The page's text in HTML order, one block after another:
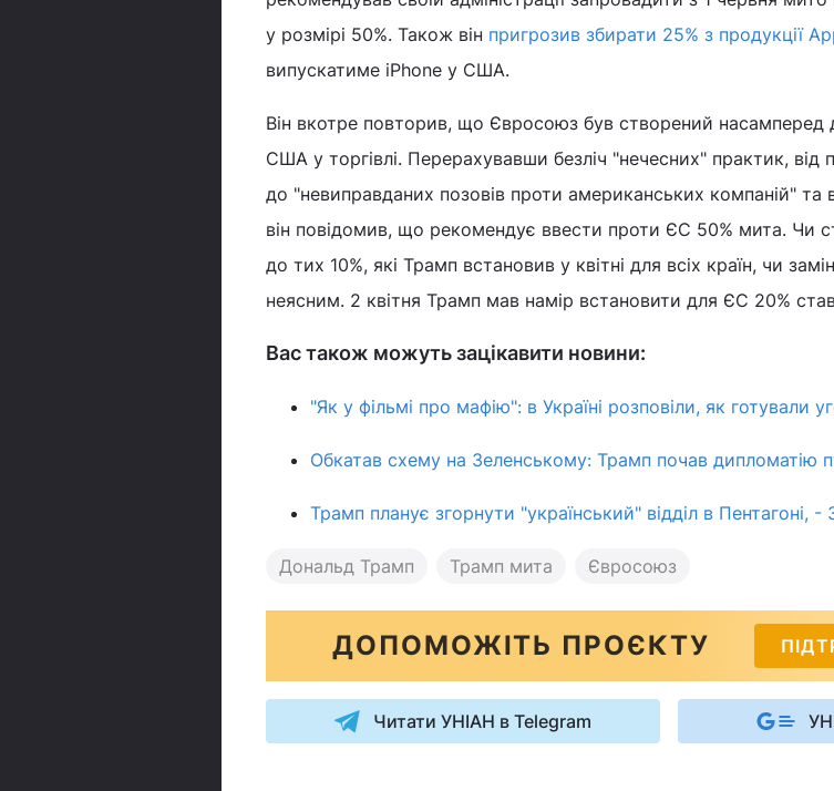
у розмірі 50%. Також він пригрозив збирати 25% з продукції
випускатиме iPhone у США.
Він вкотре повторив, що Євросоюз був створений
США у торгівлі. Перерахувавши безліч "нечесних" практик, від
до "невиправданих позовів проти американських компаній" та
він повідомив, що рекомендує ввести проти ЄС 50% мита. Чи
до тих 10%, які Трамп встановив у квітні для всіх країн, чи
неясним. 2 квітня Трамп мав намір встановити для ЄС 20%
Вас також можуть зацікавити новини:
"Як у фільмі про мафію": в Україні розповіли, як готували
Обкатав схему на Зеленському: Трамп почав дипломатію
Трамп планує згорнути "український" відділ в Пентагоні, -
Дональд Трамп Трамп мита Євросоюз
ДОПОМОЖІТЬ ПРОЄКТУ
Читати УНІАН в Telegram